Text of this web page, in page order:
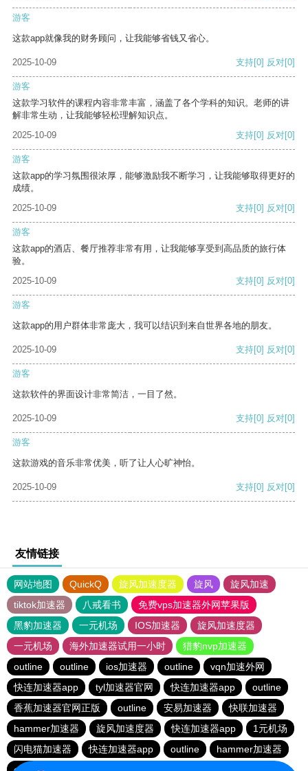
游客
这款app就像我的财务顾问，让我能够省钱又省心。
2025-10-09 支持[0] 反对[0]
游客
这款学习软件的课程内容非常丰富，涵盖了各个学科的知识。老师的讲
解非常生动，让我能够轻松理解知识点。
2025-10-09
支持[0] 反对[0]
游客
这款app的学习氛围很浓厚，能够激励我不断学习，让我能够取得更好的
成绩。
2025-10-09
支持[0] 反对[0]
游客
这款app的酒店、餐厅推荐非常有用，让我能够享受到高品质的旅行体
验。
2025-10-09
支持[0] 反对[0]
游客
这款app的用户群体非常庞大，我可以结识到来自世界各地的朋友。
2025-10-09 支持[0] 反对[0]
游客
这款软件的界面设计非常简洁，一目了然。
2025-10-09 支持[0] 反对[0]
游客
这款游戏的音乐非常优美，听了让人心旷神怡。
2025-10-09 支持[0] 反对[0]
友情链接
网站地图 QuickQ 旋风加速度器 旋风
旋风加速
tiktok加速器
八戒看书
免费vps加速器外网苹果版
黑豹加速器
一元机场 IOS加速器
旋风加速度器
一元机场
海外加速器试用一小时
猎豹nvp加速器
outline
outline ios加速器 outline
vqn加速外网
快连加速器app
tyl加速器官网 快连加速器app
outline
香蕉加速器官网正版
outline 安易加速器
快联加速器
hammer加速器
旋风加速度器 快连加速器app
1元机场
闪电猫加速器
快连加速器app outline
hammer加速器